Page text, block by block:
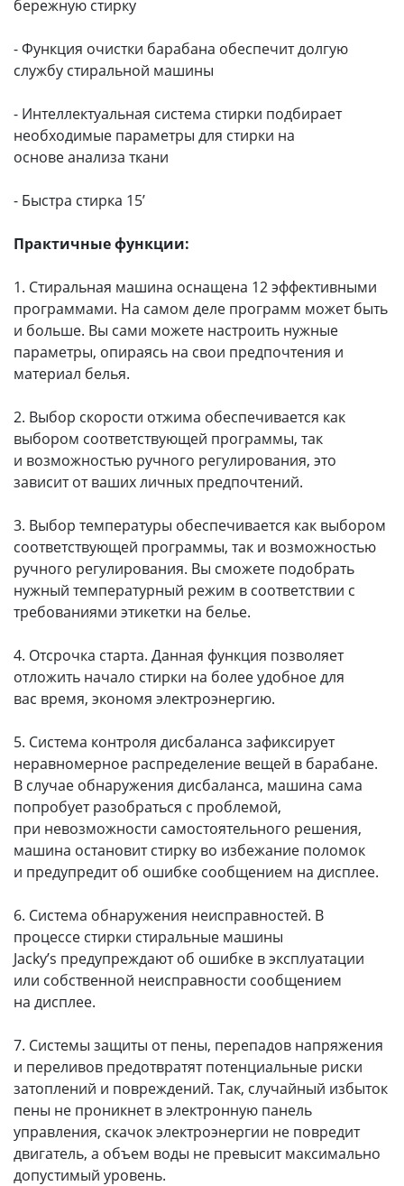
бережную стирку
- Функция очистки барабана обеспечит долгую
службу стиральной машины
- Интеллектуальная система стирки подбирает
необходимые параметры для стирки на
основе анализа ткани
- Быстра стирка 15’
Практичные функции:
1. Стиральная машина оснащена 12 эффективными
программами. На самом деле программ может быть
и больше. Вы сами можете настроить нужные
параметры, опираясь на свои предпочтения и
материал белья.
2. Выбор скорости отжима обеспечивается как
выбором соответствующей программы, так
и возможностью ручного регулирования, это
зависит от ваших личных предпочтений.
3. Выбор температуры обеспечивается как выбором
соответствующей программы, так и возможностью
ручного регулирования. Вы сможете подобрать
нужный температурный режим в соответствии с
требованиями этикетки на белье.
4. Отсрочка старта. Данная функция позволяет
отложить начало стирки на более удобное для
вас время, экономя электроэнергию.
5. Система контроля дисбаланса зафиксирует
неравномерное распределение вещей в барабане.
В случае обнаружения дисбаланса, машина сама
попробует разобраться с проблемой,
при невозможности самостоятельного решения,
машина остановит стирку во избежание поломок
и предупредит об ошибке сообщением на дисплее.
6. Система обнаружения неисправностей. В
процессе стирки стиральные машины
Jacky’s предупреждают об ошибке в эксплуатации
или собственной неисправности сообщением
на дисплее.
7. Системы защиты от пены, перепадов напряжения
и переливов предотвратят потенциальные риски
затоплений и повреждений. Так, случайный избыток
пены не проникнет в электронную панель
управления, скачок электроэнергии не повредит
двигатель, а объем воды не превысит максимально
допустимый уровень.